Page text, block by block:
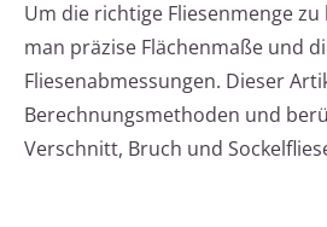
Um die richtige Fliesenmenge
man präzise Flächenmaße und
Fliesenabmessungen. Dieser
Berechnungsmethoden und
Verschnitt, Bruch und